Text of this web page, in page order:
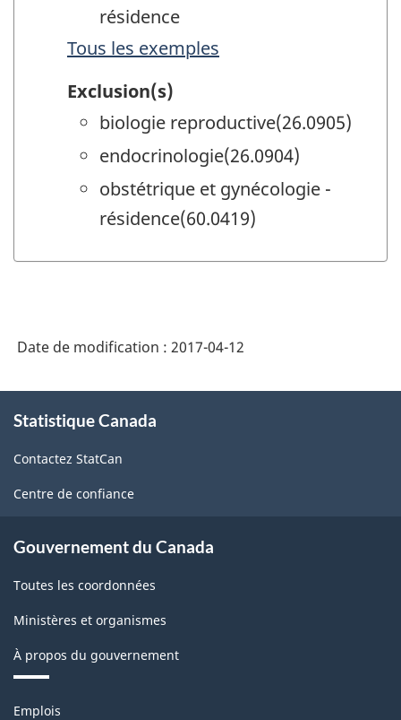
résidence
Tous les exemples
Exclusion(s)
biologie reproductive(26.0905)
endocrinologie(26.0904)
obstétrique et gynécologie -
résidence(60.0419)
Date de modification : 2017-04-12
propos
ce
site
Statistique Canada
Contactez StatCan
Centre de confiance
Gouvernement du Canada
Toutes les coordonnées
Ministères et organismes
À propos du gouvernement
Thèmes
Emplois